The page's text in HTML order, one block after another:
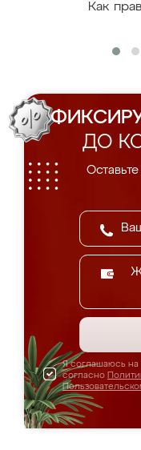
Как
ДО
Я соглашаюсь на
согласно